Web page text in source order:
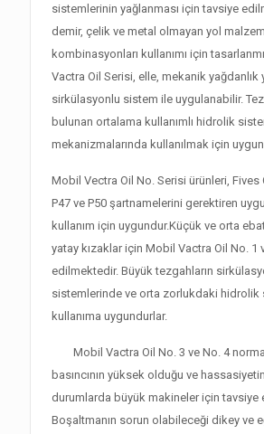
sistemlerinin yağlanması için tavsiye
demir, çelik ve metal olmayan yol
kombinasyonları kullanımı için
Vactra Oil Serisi, elle, mekanik yağdanlık
sirkülasyonlu sistem ile uygulanabilir.
bulunan ortalama kullanımlı hidrolik
mekanizmalarında kullanılmak için
Mobil Vectra Oil No. Serisi ürünleri, Fives
P47 ve P50 şartnamelerini gerektiren
kullanım için uygundur.Küçük ve orta
yatay kızaklar için Mobil Vactra Oil No. 1
edilmektedir. Büyük tezgahların
sistemlerinde ve orta zorlukdaki hidrolik
kullanıma uygundurlar.
Mobil Vactra Oil No. 3 ve No. 4
basıncının yüksek olduğu ve
durumlarda büyük makineler için tavsiye
Boşaltmanın sorun olabileceği dikey ve